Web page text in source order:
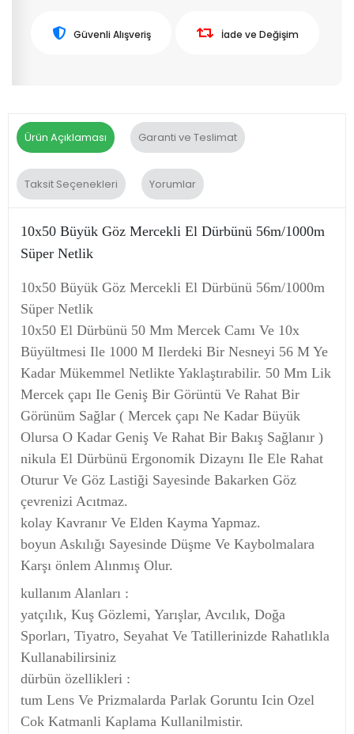
Güvenli Alışveriş İade ve Değişim
Ürün Açıklaması Garanti ve Teslimat
Taksit Seçenekleri Yorumlar
10x50 Büyük Göz Mercekli El Dürbünü 56m/1000m
Süper Netlik
10x50 Büyük Göz Mercekli El Dürbünü 56m/1000m
Süper Netlik
10x50 El Dürbünü 50 Mm Mercek Camı Ve 10x
Büyültmesi Ile 1000 M Ilerdeki Bir Nesneyi 56 M Ye
Kadar Mükemmel Netlikte Yaklaştırabilir. 50 Mm Lik
Mercek çapı Ile Geniş Bir Görüntü Ve Rahat Bir
Görünüm Sağlar ( Mercek çapı Ne Kadar Büyük
Olursa O Kadar Geniş Ve Rahat Bir Bakış Sağlanır )
nikula El Dürbünü Ergonomik Dizaynı Ile Ele Rahat
Oturur Ve Göz Lastiği Sayesinde Bakarken Göz
çevrenizi Acıtmaz.
kolay Kavranır Ve Elden Kayma Yapmaz.
boyun Askılığı Sayesinde Düşme Ve Kaybolmalara
Karşı önlem Alınmış Olur.
kullanım Alanları :
yatçılık, Kuş Gözlemi, Yarışlar, Avcılık, Doğa
Sporları, Tiyatro, Seyahat Ve Tatillerinizde Rahatlıkla
Kullanabilirsiniz
dürbün özellikleri :
tum Lens Ve Prizmalarda Parlak Goruntu Icin Ozel
Cok Katmanli Kaplama Kullanilmistir.